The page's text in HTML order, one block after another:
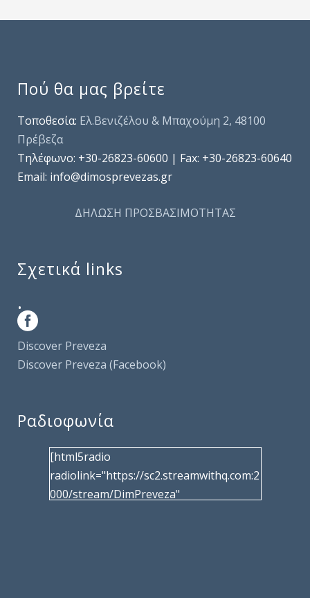
Πού θα μας βρείτε
Τοποθεσία: Ελ.Βενιζέλου & Μπαχούμη 2, 48100
Πρέβεζα
Τηλέφωνo: +30-26823-60600 | Fax: +30-26823-60640
Email: info@dimosprevezas.gr
ΔΗΛΩΣΗ ΠΡΟΣΒΑΣΙΜΟΤΗΤΑΣ
Σχετικά links
.
Discover Preveza
Discover Preveza (Facebook)
Ραδιοφωνία
[html5radio
radiolink="https://sc2.streamwithq.com:2
000/stream/DimPreveza"